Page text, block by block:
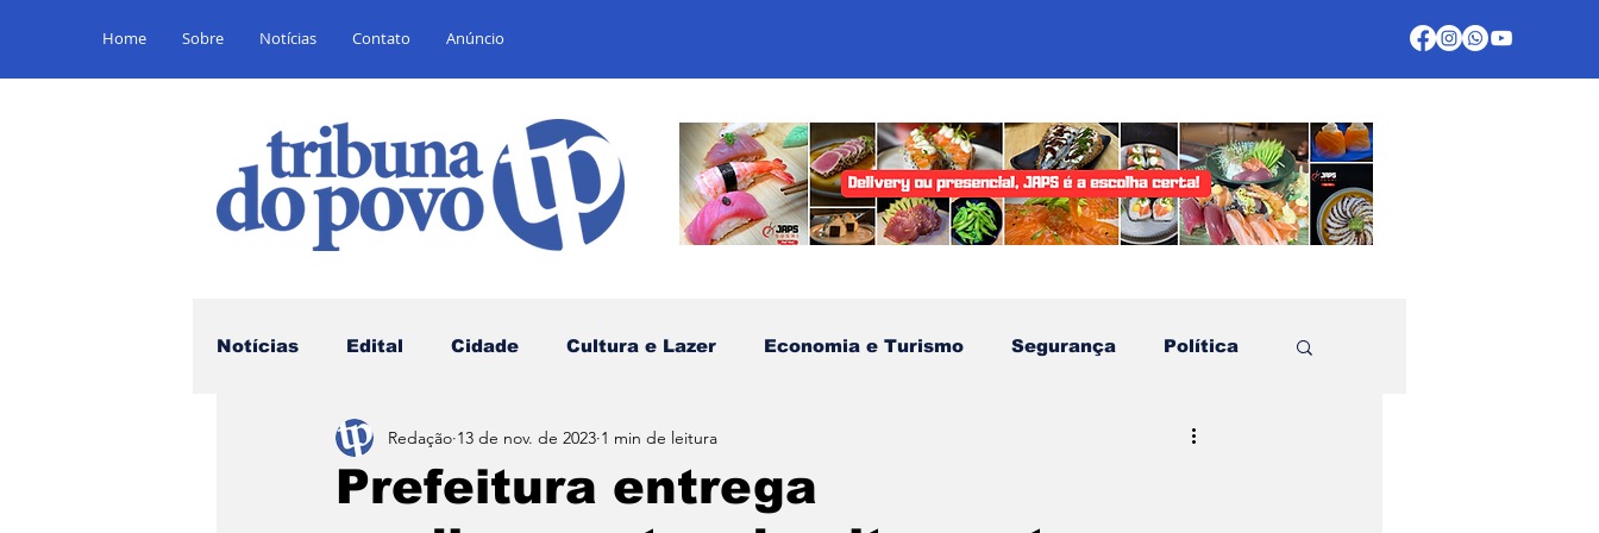
Home Sobre Notícias Contato Anúncio
Notícias Edital Cidade Cultura e Lazer Economia e Turismo Segurança Política
Educação Esportes Comunidades Tradicionais
Prefeitura entrega
Redação 13 de nov. de 2023 1 min de leitura